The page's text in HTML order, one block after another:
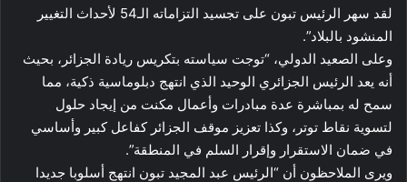
لقد سهر الرئيس تبون على تجسيد التزاماته الـ54 لأحداث التغيير
المنشود بالبلاد”.
وعلى الصعيد الدولي، “توجت سياسته بتكريس ريادة الجزائر، بحيث
أنه يعد الرئيس الجزائري الوحيد الذي انتهج دبلوماسية ذكية، مما
سمح له بمباشرة عدة مبادرات وأعمال مكنت من إيجاد حلول
لتسوية نقاط توتر، وكذا تعزيز موقف الجزائر كفاعل كبير وأساسي
في ضمان الاستقرار وإقرار السلم في المنطقة”.
ويرى الملاحظون أن “الرئيس عبد المجيد تبون انتهج أسلوبا جديدا